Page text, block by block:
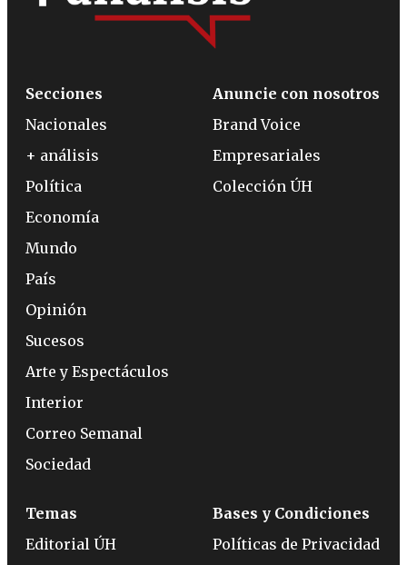
Secciones
Nacionales
+ análisis
Política
Economía
Mundo
País
Opinión
Sucesos
Arte y Espectáculos
Interior
Correo Semanal
Sociedad
Anuncie con nosotros
Brand Voice
Empresariales
Colección ÚH
Temas
Editorial ÚH
Bases y Condiciones
Políticas de Privacidad